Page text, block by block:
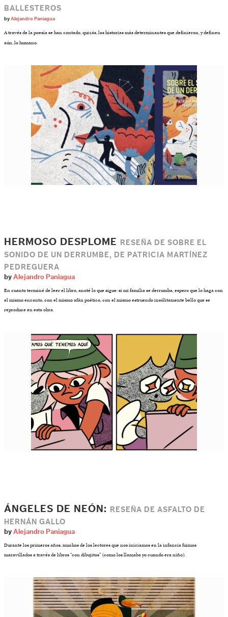
BALLESTEROS
by Alejandro Paniagua
A través de la poesía se han contado, quizás, las historias más determinantes que definieron, y definen
aún, lo humano.
HERMOSO DESPLOME
RESEÑA DE SOBRE EL
SONIDO DE UN DERRUMBE, DE PATRICIA MARTÍNEZ
PEDREGUERA
by Alejandro Paniagua
En cuanto terminé de leer el libro, anoté lo que sigue: si mi familia se derrumba, espero que lo haga con
el mismo encanto, con el mismo afán poético, con el mismo estruendo insólitamente bello que se
reproduce en esta obra.
ÁNGELES DE NEÓN:
RESEÑA DE ASFALTO DE
HERNÁN GALLO
by Alejandro Paniagua
Durante los primeros años, muchos de los lectores que nos iniciamos en la infancia fuimos
maravillados a través de libros “con dibujitos” (como los llamaba yo cuando era niño).